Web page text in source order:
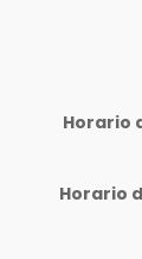
Horario
Horario